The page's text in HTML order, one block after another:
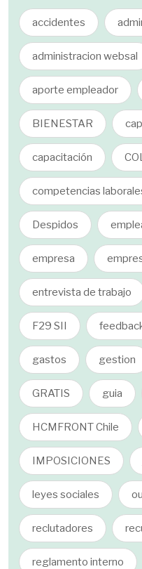
accidentes
administracion websal
aporte empleador
BIENESTAR
capacitación
competencias
Despidos
empresa
entrevista de trabajo
F29 SII
gastos gestion
GRATIS guia
HCMFRONT Chile
IMPOSICIONES
leyes sociales
reclutadores
reglamento interno